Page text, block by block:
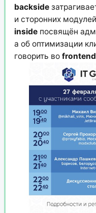
backside
и сторонних
insideпосвящён
а об оптимизации
говорить во frontend